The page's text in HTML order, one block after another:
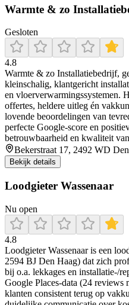
Warmte & zo
Gesloten
4.8
Warmte & zo Installatiebedrijf,
kleinschalig, klantgericht
en vloerverwarmingssystemen.
offertes, heldere uitleg én
lovende beoordelingen van
perfecte Google‑score en
betrouwbaarheid en kwaliteit
Bekerstraat 17, 2492 WD
Bekijk details
Loodgieter Wassenaar
Nu open
4.8
Loodgieter Wassenaar is een
2594 BJ Den Haag) dat zich
bij o.a. lekkages en installatie-/
Google Places-data (24 reviews
klanten consistent terug op